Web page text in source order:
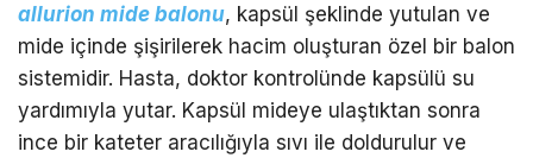
allurion mide balonu, kapsül şeklinde yutulan ve
mide içinde şişirilerek hacim oluşturan özel bir balon
sistemidir. Hasta, doktor kontrolünde kapsülü su
yardımıyla yutar. Kapsül mideye ulaştıktan sonra
ince bir kateter aracılığıyla sıvı ile doldurulur ve